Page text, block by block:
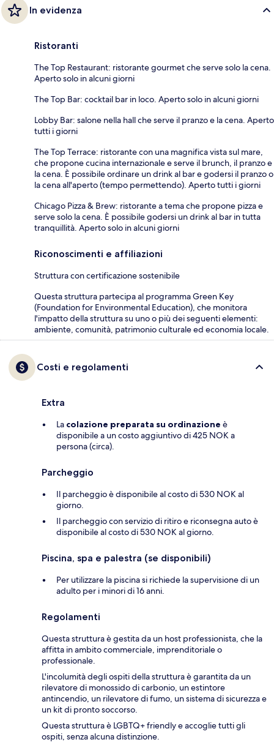
In evidenza
Ristoranti
The Top Restaurant: ristorante gourmet che serve solo la cena.
Aperto solo in alcuni giorni
The Top Bar: cocktail bar in loco. Aperto solo in alcuni giorni
Lobby Bar: salone nella hall che serve il pranzo e la cena. Aperto
tutti i giorni
The Top Terrace: ristorante con una magnifica vista sul mare,
che propone cucina internazionale e serve il brunch, il pranzo e
la cena. È possibile ordinare un drink al bar e godersi il pranzo o
la cena all'aperto (tempo permettendo). Aperto tutti i giorni
Chicago Pizza & Brew: ristorante a tema che propone pizza e
serve solo la cena. È possibile godersi un drink al bar in tutta
tranquillità. Aperto solo in alcuni giorni
Riconoscimenti e affiliazioni
Struttura con certificazione sostenibile
Questa struttura partecipa al programma Green Key
(Foundation for Environmental Education), che monitora
l'impatto della struttura su uno o più dei seguenti elementi:
ambiente, comunità, patrimonio culturale ed economia locale.
Costi e regolamenti
Extra
La colazione preparata su ordinazione è
disponibile a un costo aggiuntivo di 425 NOK a
persona (circa).
Parcheggio
Il parcheggio è disponibile al costo di 530 NOK al
giorno.
Il parcheggio con servizio di ritiro e riconsegna auto è
disponibile al costo di 530 NOK al giorno.
Piscina, spa e palestra (se disponibili)
Per utilizzare la piscina si richiede la supervisione di un
adulto per i minori di 16 anni.
Regolamenti
Questa struttura è gestita da un host professionista, che la
affitta in ambito commerciale, imprenditoriale o
professionale.
L'incolumità degli ospiti della struttura è garantita da un
rilevatore di monossido di carbonio, un estintore
antincendio, un rilevatore di fumo, un sistema di sicurezza e
un kit di pronto soccorso.
Questa struttura è LGBTQ+ friendly e accoglie tutti gli
ospiti, senza alcuna distinzione.